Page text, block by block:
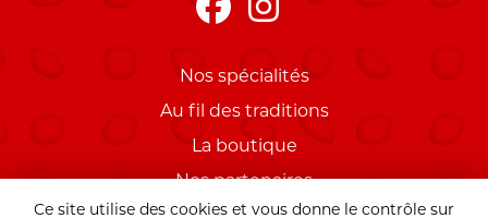
Ce site utilise des cookies et vous donne le contrôle sur
Nos spécialités
Au fil des traditions
La boutique
Nos partenaires